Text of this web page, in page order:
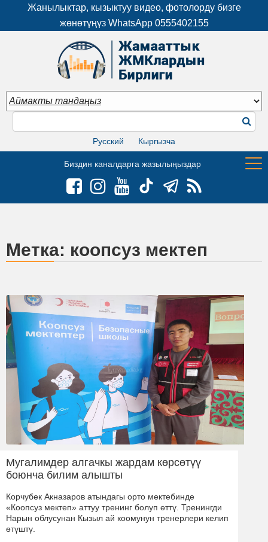
Жанылыктар, кызыктуу видео, фотолорду бизге
жөнөтүңүз WhatsApp 0555402155
Русский Кыргызча
Биздин каналдарга жазылыңыздар
Метка: коопсуз мектеп
Мугалимдер алгачкы жардам көрсөтүү
боюнча билим алышты
Корчубек Акназаров атындагы орто мектебинде
«Коопсуз мектеп» аттуу тренинг болуп өттү. Тренингди
Нарын облусунан Кызыл ай коомунун тренерлери келип
өтүштү.